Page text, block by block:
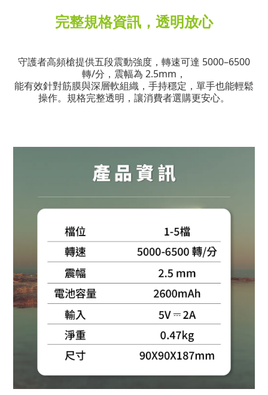
完整規格資訊，透明放心
守護者高頻槍提供五段震動強度，轉速可達 5000–6500
轉/分，震幅為 2.5mm，
能有效針對筋膜與深層軟組織 ，手持穩定，單手也能輕鬆
操作。規格完整透明，讓消費者選購更安心。